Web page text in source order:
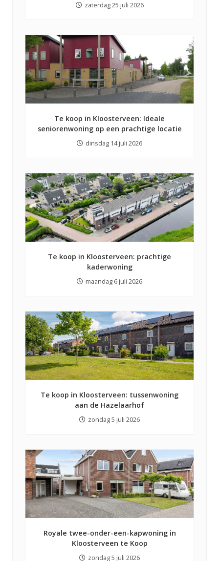
zaterdag 25 juli 2026
Te koop in Kloosterveen: Ideale
seniorenwoning op een prachtige locatie
dinsdag 14 juli 2026
Te koop in Kloosterveen: prachtige
kaderwoning
maandag 6 juli 2026
Te koop in Kloosterveen: tussenwoning
aan de Hazelaarhof
zondag 5 juli 2026
Royale twee-onder-een-kapwoning in
Kloosterveen te Koop
zondag 5 juli 2026